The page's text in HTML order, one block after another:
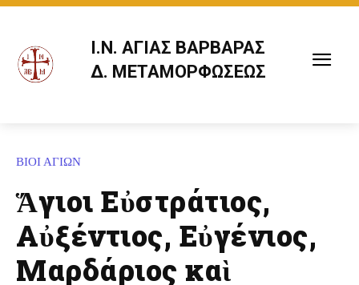
Ι.Ν. ΑΓΙΑΣ ΒΑΡΒΑΡΑΣ
Δ. ΜΕΤΑΜΟΡΦΩΣΕΩΣ
ΒΙΟΙ ΑΓΙΩΝ
Ἅγιοι Εὐστράτιος,
Αὐξέντιος, Εὐγένιος,
Μαρδάριος καὶ